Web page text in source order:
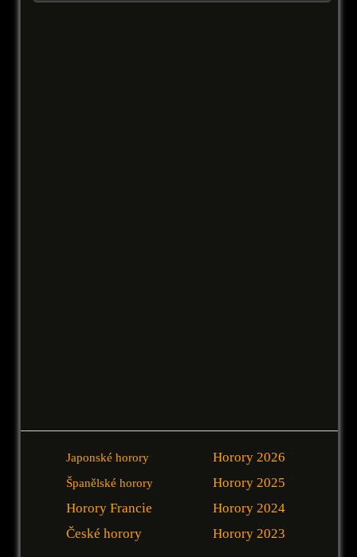
Japonské horory
Španělské horory
Horory Francie
České horory
Horory 2026
Horory 2025
Horory 2024
Horory 2023